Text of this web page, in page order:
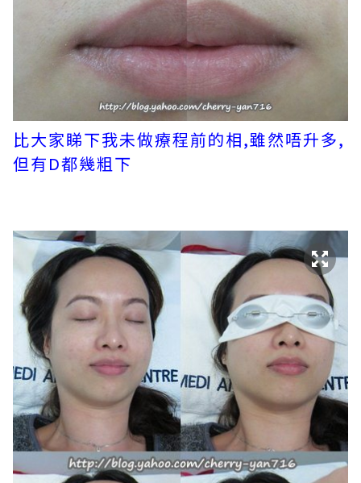
比大家睇下我未做療程前的相,雖然唔升多,
但有D都幾粗下